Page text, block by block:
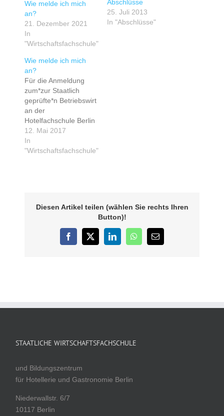
Wie melde ich mich
an?
21. Dezember 2021
In
"Wirtschaftsfachschule"
Abschlüsse
25. Juli 2013
In "Abschlüsse"
Wie melde ich mich
an?
Für die Anmeldung
zum*zur Staatlich
geprüfte*n Betriebswirt
an der
Hotelfachschule Berlin
werden folgende
Unterlagen benötigt
ausgefülltes
Lebenslauf zwei Fotos
Foto wird für den
Schüler*innen-
12. Mai 2017
In
"Wirtschaftsfachschule"
Diesen Artikel teilen (wählen Sie rechts Ihren
Button)!
Facebook
X LinkedInWhatsApp
E-
Mail
STAATLICHE WIRTSCHAFTSFACHSCHULE
und Bildungszentrum
für Hotellerie und Gastronomie Berlin
Niederwallstr. 6/7
10117 Berlin